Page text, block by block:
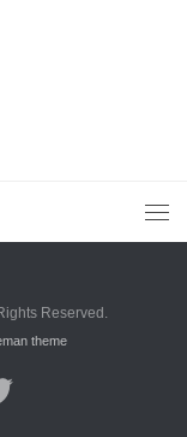
Reserved.
theme